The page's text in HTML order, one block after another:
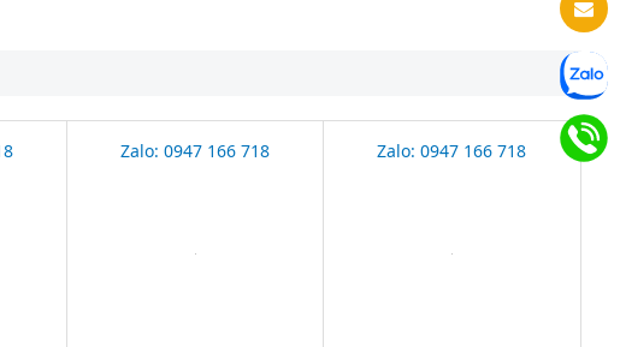
Zalo: 0947 166 718 Zalo: 0947 166 718